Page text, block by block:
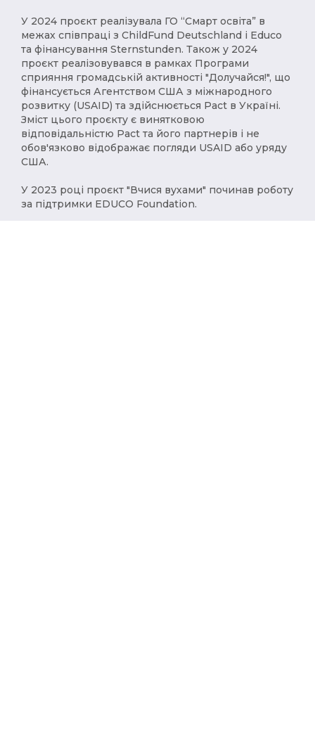
У 2024 проєкт реалізувала ГО “Смарт освіта” в
межах співпраці з ChildFund Deutschland і Educo
та фінансування Sternstunden. Також у 2024
проєкт реалізовувався в рамках Програми
сприяння громадській активності "Долучайся!", що
фінансується Агентством США з міжнародного
розвитку (USAID) та здійснюється Pact в Україні.
Зміст цього проєкту є винятковою
відповідальністю Pact та його партнерів і не
обов'язково відображає погляди USAID або уряду
США.
У 2023 році проєкт "Вчися вухами" починав роботу
за підтримки EDUCO Foundation.